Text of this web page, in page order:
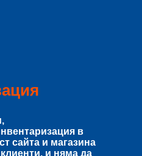
в
сайта и магазина
и няма да